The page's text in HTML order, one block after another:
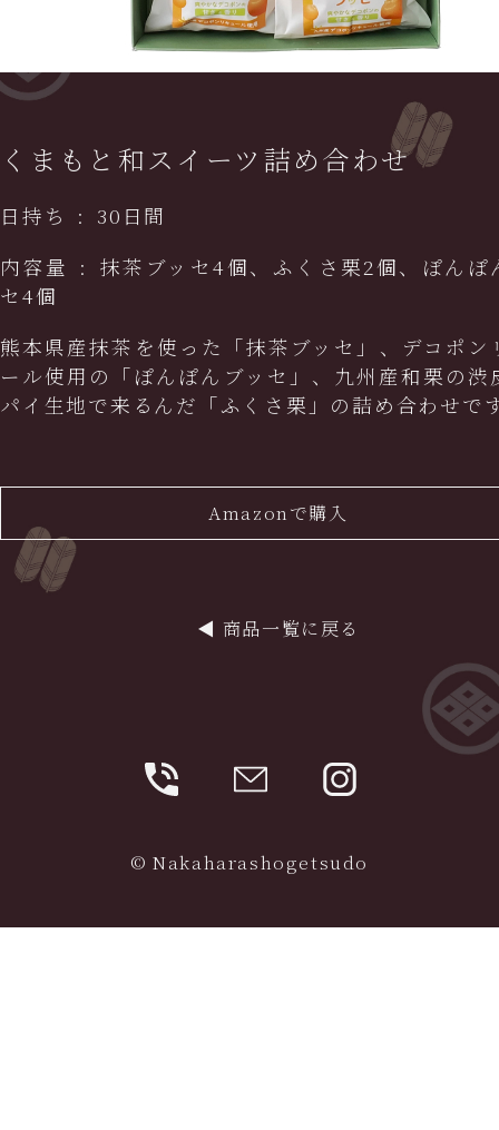
くまもと和スイーツ詰め合わせ
日持ち : 30日間
内容量 : 抹茶ブッセ4個、ふくさ栗2個、ぽんぽ
セ4個
熊本県産抹茶を使った「抹茶ブッセ」、デコポン
ール使用の「ぽんぽんブッセ」、九州産和栗の渋
パイ生地で来るんだ「ふくさ栗」の詰め合わせで
Amazonで購入
◀︎ 商品一覧に戻る
© Nakaharashogetsudo